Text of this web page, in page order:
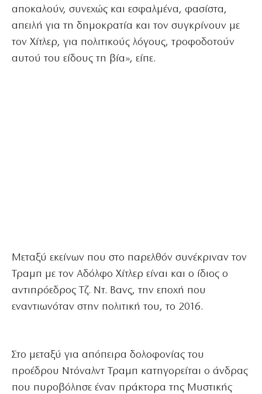
αποκαλούν, συνεχώς και εσφαλμένα, φασίστα,
απειλή για τη δημοκρατία και τον συγκρίνουν με
τον Χίτλερ, για πολιτικούς λόγους, τροφοδοτούν
αυτού του είδους τη βία», είπε.
Μεταξύ εκείνων που στο παρελθόν συνέκριναν τον
Τραμπ με τον Αδόλφο Χίτλερ είναι και ο ίδιος ο
αντιπρόεδρος Τζ. Ντ. Βανς, την εποχή που
εναντιωνόταν στην πολιτική του, το 2016.
Στο μεταξύ για απόπειρα δολοφονίας του
προέδρου Ντόναλντ Τραμπ κατηγορείται ο άνδρας
που πυροβόλησε έναν πράκτορα της Μυστικής